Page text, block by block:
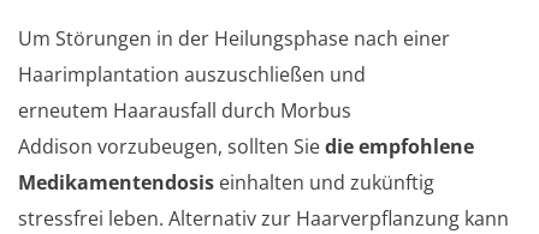
Um Störungen in der Heilungsphase nach einer
Haarimplantation auszuschließen und
erneutem Haarausfall durch Morbus
Addison vorzubeugen, sollten Siedie empfohlene
Medikamentendosis einhalten und zukünftig
stressfrei leben. Alternativ zur Haarverpflanzung kann